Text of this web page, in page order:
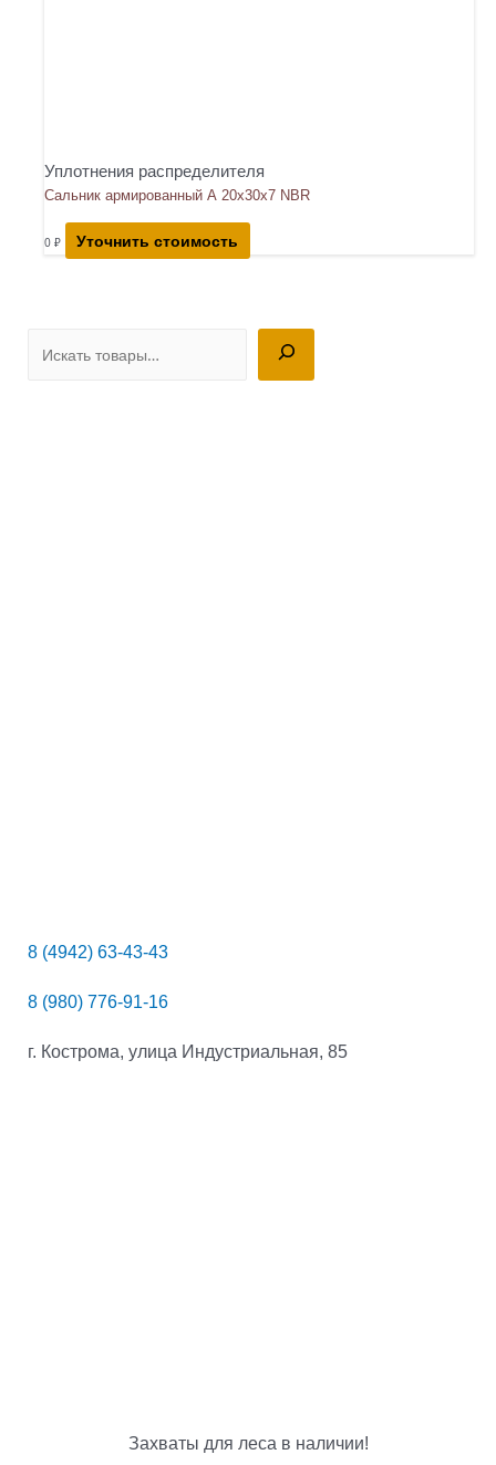
8 (4942) 63-43-43
8 (980) 776-91-16
г. Кострома, улица Индустриальная, 85
Захваты для леса в наличии!
Уплотнения распределителя
Сальник армированный А 20х30х7 NBR
0 ₽ Уточнить стоимость